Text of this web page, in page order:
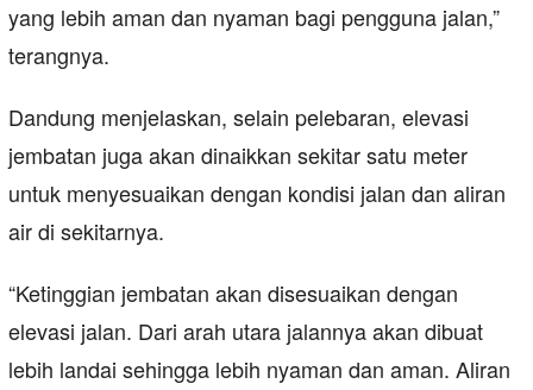
yang lebih aman dan nyaman bagi pengguna jalan,”
terangnya.
Dandung menjelaskan, selain pelebaran, elevasi
jembatan juga akan dinaikkan sekitar satu meter
untuk menyesuaikan dengan kondisi jalan dan aliran
air di sekitarnya.
“Ketinggian jembatan akan disesuaikan dengan
elevasi jalan. Dari arah utara jalannya akan dibuat
lebih landai sehingga lebih nyaman dan aman. Aliran